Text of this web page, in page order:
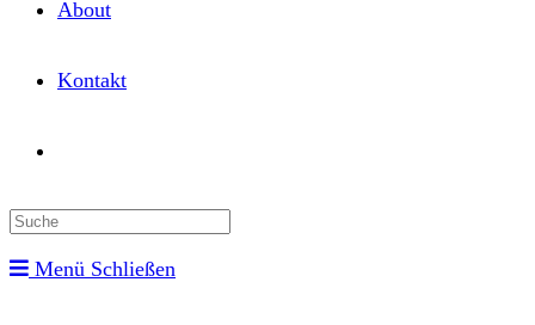
About
Kontakt
website
Menü Schließen